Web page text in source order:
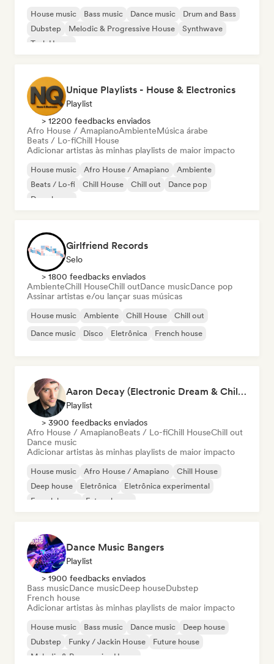
House music Bass music Dance music
Drum and Bass
Dubstep
Melodic & Progressive House
Synthwave
Tech House
Unique Playlists - House & Electronics
Playlist
> 12200 feedbacks enviados
Afro House / AmapianoAmbienteMúsica árabe
Beats / Lo-fiChill House
Adicionar artistas às minhas playlists de maior impacto
House music Afro House / Amapiano
Ambiente
Beats / Lo-fi
Chill House Chill out
Dance pop
Deep house
Girlfriend Records
Selo
> 1800 feedbacks enviados
AmbienteChill HouseChill outDance musicDance pop
Assinar artistas e/ou lançar suas músicas
House music Ambiente Chill House
Chill out
Dance music
Disco Eletrônica French house
Aaron Decay (Electronic Dream & Chill Electronic Dream playlists)
Playlist
> 3900 feedbacks enviados
Afro House / AmapianoBeats / Lo-fiChill HouseChill out
Dance music
Adicionar artistas às minhas playlists de maior impacto
House music Afro House / Amapiano
Chill House
Deep house
Eletrônica
Eletrônica experimental
French house
Future house
Dance Music Bangers
Playlist
> 1900 feedbacks enviados
Bass musicDance musicDeep houseDubstep
French house
Adicionar artistas às minhas playlists de maior impacto
House music Bass music Dance music
Deep house
Dubstep
Funky / Jackin House
Future house
Melodic & Progressive House